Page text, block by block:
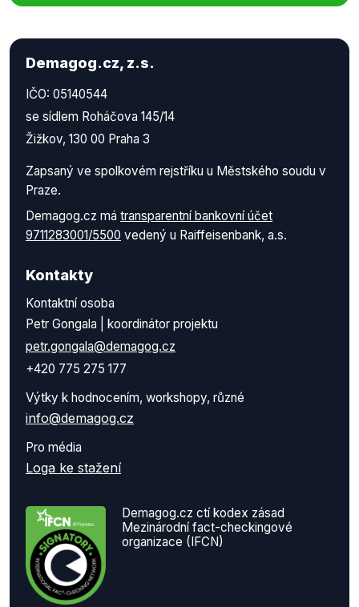
Demagog.cz, z.s.
IČO: 05140544
se sídlem Roháčova 145/14
Žižkov, 130 00 Praha 3
Zapsaný ve spolkovém rejstříku u Městského soudu v
Praze.
Demagog.cz má transparentní bankovní účet
9711283001/5500 vedený u Raiffeisenbank, a.s.
Kontakty
Kontaktní osoba
Petr Gongala | koordinátor projektu
petr.gongala@demagog.cz
+420 775 275 177
Výtky k hodnocením, workshopy, různé
info@demagog.cz
Pro média
Loga ke stažení
Demagog.cz ctí kodex zásad
Mezinárodní fact-checkingové
organizace (IFCN)